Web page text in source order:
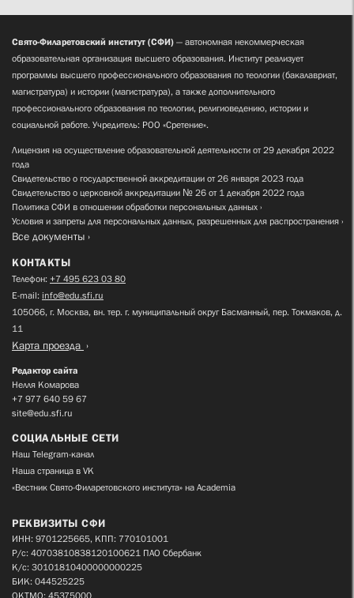
Свято-Филаретовский институт (СФИ) — автономная некоммерческая
образовательная организация высшего образования. Институт реализует
программы высшего профессионального образования по теологии (бакалавриат,
магистратура) и истории (магистратура), а также дополнительного
профессионального образования по теологии, религиоведению, истории и
социальной работе. Учредитель: РОО «Сретение».
Лицензия на осуществление образовательной деятельности от 29 декабря 2022
года
Свидетельство о государственной аккредитации от 26 января 2023 года
Свидетельство о церковной аккредитации № 26 от 1 декабря 2022 года
Политика СФИ в отношении обработки персональных данных
Условия и запреты для персональных данных, разрешенных для распространения
Все документы
КОНТАКТЫ
Телефон: +7 495 623 03 80
E-mail: info@edu.sfi.ru
105066, г. Москва, вн. тер. г. муниципальный округ Басманный, пер. Токмаков, д.
11
Карта проезда
Редактор сайта
Нелля Комарова
+7 977 640 59 67
site@edu.sfi.ru
СОЦИАЛЬНЫЕ СЕТИ
Наш Telegram-канал
Наша страница в VK
«Вестник Свято-Филаретовского института» на Academia
РЕКВИЗИТЫ СФИ
ИНН: 9701225665, КПП: 770101001
Р/с: 40703810838120100621 ПАО Сбербанк
К/с: 30101810400000000225
БИК: 044525225
ОКТМО: 45375000